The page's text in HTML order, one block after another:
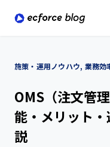
施策・運用ノウハウ, 業務効
OMS（注文管
能・メリット
説